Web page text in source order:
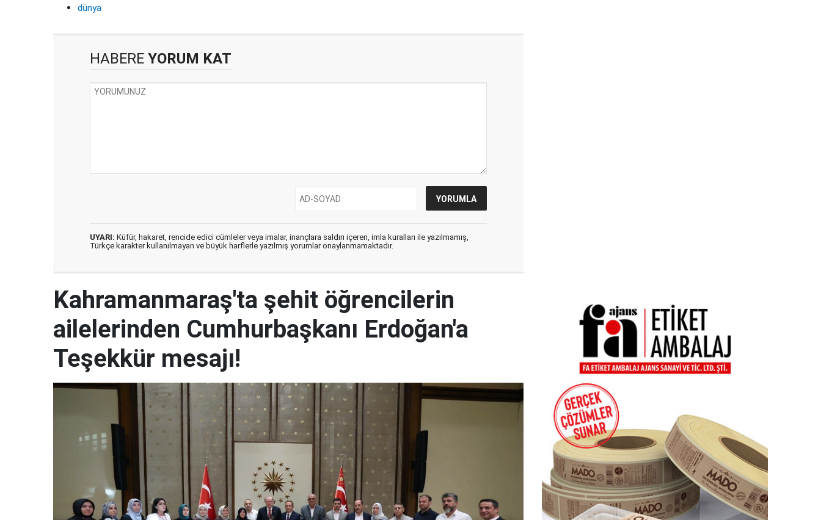
dünya
HABERE YORUM KAT
UYARI: Küfür, hakaret, rencide edici cümleler veya imalar, inançlara saldırı içeren, imla kuralları ile yazılmamış,
Türkçe karakter kullanılmayan ve büyük harflerle yazılmış yorumlar onaylanmamaktadır.
Kahramanmaraş'ta şehit öğrencilerin
ailelerinden Cumhurbaşkanı Erdoğan'a
Teşekkür mesajı!